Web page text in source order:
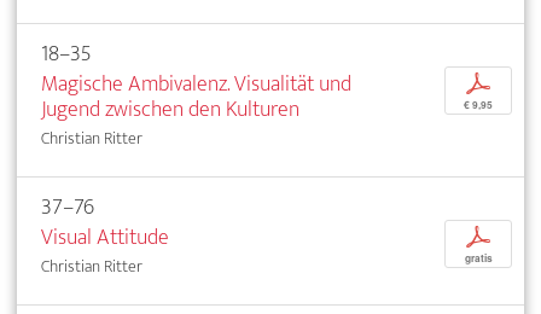
18–35
Magische Ambivalenz. Visualität und
Jugend zwischen den Kulturen
Christian Ritter
p
€ 9,95
37–76
Visual Attitude
Christian Ritter
p
gratis